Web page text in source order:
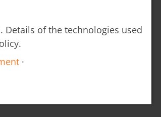
Details of the technologies used
·